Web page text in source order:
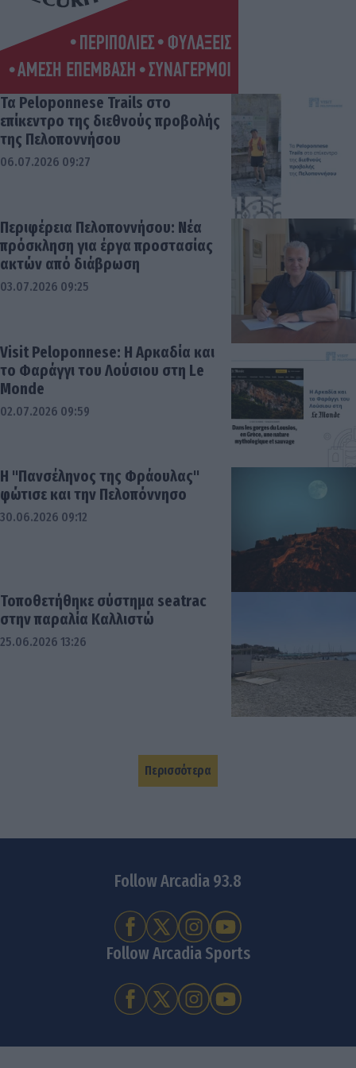
Τα Peloponnese Trails στο
επίκεντρο της διεθνούς προβολής
της Πελοποννήσου
06.07.2026 09:27
Περιφέρεια Πελοποννήσου: Νέα
πρόσκληση για έργα προστασίας
ακτών από διάβρωση
03.07.2026 09:25
Visit Peloponnese: Η Αρκαδία και
το Φαράγγι του Λούσιου στη Le
Monde
02.07.2026 09:59
Η "Πανσέληνος της Φράουλας"
φώτισε και την Πελοπόννησο
30.06.2026 09:12
Τοποθετήθηκε σύστημα seatrac
στην παραλία Καλλιστώ
25.06.2026 13:26
Περισσότερα
Follow Arcadia 93.8
Follow Arcadia Sports